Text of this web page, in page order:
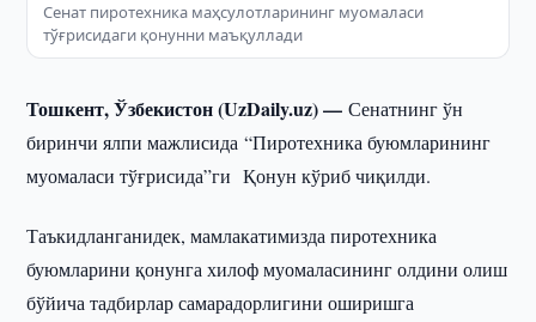
Сенат пиротехника маҳсулотларининг муомаласи
тўғрисидаги қонунни маъқуллади
Тошкент, Ўзбекистон (UzDaily.uz) —Сенатнинг ўн
биринчи ялпи мажлисида “Пиротехника буюмларининг
муомаласи тўғрисида”ги Қонун кўриб чиқилди.
Таъкидланганидек, мамлакатимизда пиротехника
буюмларини қонунга хилоф муомаласининг олдини олиш
бўйича тадбирлар самарадорлигини оширишга